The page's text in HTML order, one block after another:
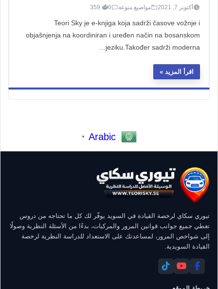
أكتوبر 7, 2021 مواضيع منوعة 0
359
Teori Sky je e-knjiga koja sadrži časove vožnje i
objašnjenja na koordiniran i uređen način na bosanskom
jeziku.Također sadrži moderna…
اقرأ المزيد
Arabic
▼
تيوري سكاي لرخصة القيادة في السويد يوفّر لك كل ما تحتاجه من دروس
تغطي جميع جوانب قوانين المرور والمركبات، بدءًا من الأسئلة النظرية وصولًا
إلى شواخص المرور، لمساعدتك على الاستعداد للدراسة النظرية لرخصة
القيادة السويدية.